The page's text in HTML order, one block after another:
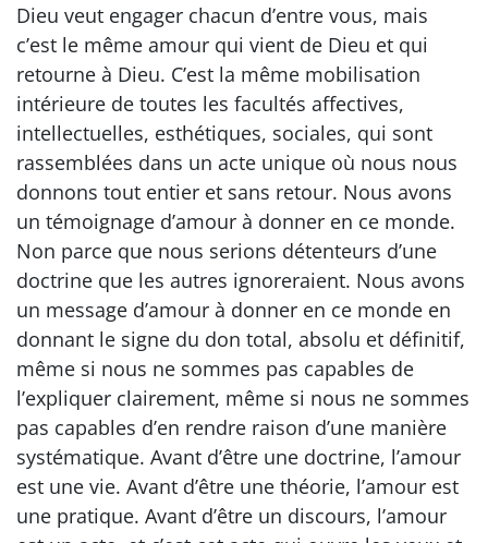
Dieu veut engager chacun d’entre vous, mais
c’est le même amour qui vient de Dieu et qui
retourne à Dieu. C’est la même mobilisation
intérieure de toutes les facultés affectives,
intellectuelles, esthétiques, sociales, qui sont
rassemblées dans un acte unique où nous nous
donnons tout entier et sans retour. Nous avons
un témoignage d’amour à donner en ce monde.
Non parce que nous serions détenteurs d’une
doctrine que les autres ignoreraient. Nous avons
un message d’amour à donner en ce monde en
donnant le signe du don total, absolu et définitif,
même si nous ne sommes pas capables de
l’expliquer clairement, même si nous ne sommes
pas capables d’en rendre raison d’une manière
systématique. Avant d’être une doctrine, l’amour
est une vie. Avant d’être une théorie, l’amour est
une pratique. Avant d’être un discours, l’amour